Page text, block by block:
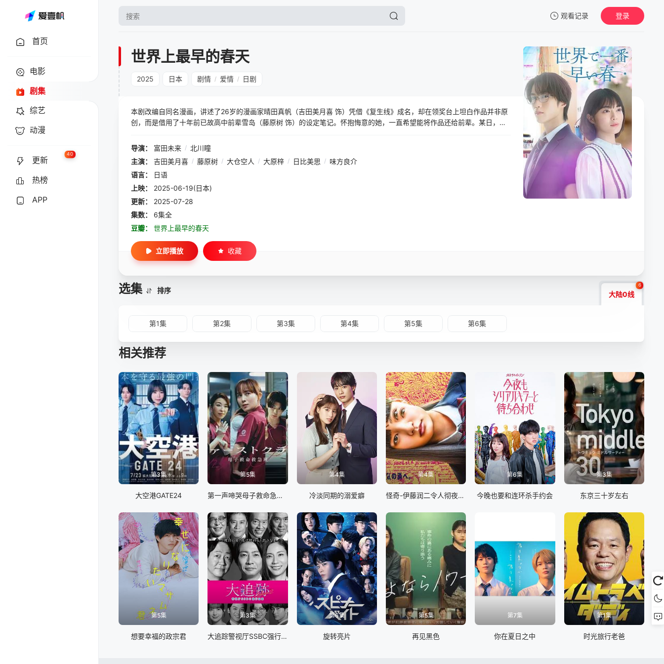
观看记录
暂无观看影片的记录
登录
首页
电影
剧集
综艺
动漫
更新
40
热榜
APP
世界上最早的春天
2025 日本 剧情 / 爱情 / 日剧
本剧改编自同名漫画，讲述了26岁的漫画家晴田真帆（吉田美月喜 饰）凭借《复生线》成名，却在领奖台上坦白作品并非原
创，而是借用了十年前已故高中前辈雪岛（藤原树 饰）的设定笔记。怀抱悔意的她，一直希望能将作品还给前辈。某日，她
导演：
富田未来 / 北川瞳
主演：
吉田美月喜 / 藤原树 / 大仓空人 / 大原梓 / 日比美思 / 味方良介
语言：
日语
上映：
2025-06-19(日本)
更新：
2025-07-28
集数：
6集全
豆瓣：
世界上最早的春天
立即播放 收藏
选集 排序 大陆0线
6
第1集 第2集 第3集 第4集 第5集 第6集
相关推荐
第3集
大空港GATE24
第5集
第一声啼哭母子救命急救班
第4集
冷淡同期的溺爱癖
第4集
怪奇-伊藤润二令人彻夜难眠的奇异故事
第6集
今晚也要和连环杀手约会
第3集
东京三十岁左右
第5集
想要幸福的政宗君
第3集
大追踪警视厅SSBC强行犯系第二季
第6集
旋转亮片
第5集
再见黑色
第7集
你在夏日之中
第1集
时光旅行老爸